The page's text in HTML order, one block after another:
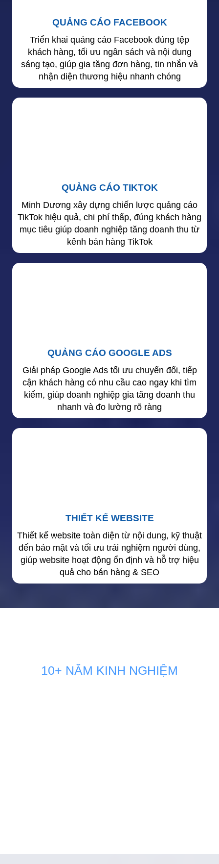
QUẢNG CÁO FACEBOOK
Triển khai quảng cáo Facebook đúng tệp
khách hàng, tối ưu ngân sách và nội dung
sáng tạo, giúp gia tăng đơn hàng, tin nhắn và
nhận diện thương hiệu nhanh chóng
QUẢNG CÁO TIKTOK
Minh Dương xây dựng chiến lược quảng cáo
TikTok hiệu quả, chi phí thấp, đúng khách hàng
mục tiêu giúp doanh nghiệp tăng doanh thu từ
kênh bán hàng TikTok
QUẢNG CÁO GOOGLE ADS
Giải pháp Google Ads tối ưu chuyển đổi, tiếp
cận khách hàng có nhu cầu cao ngay khi tìm
kiếm, giúp doanh nghiệp gia tăng doanh thu
nhanh và đo lường rõ ràng
THIẾT KẾ WEBSITE
Thiết kế website toàn diện từ nội dung, kỹ thuật
đến bảo mật và tối ưu trải nghiệm người dùng,
giúp website hoạt động ổn định và hỗ trợ hiệu
quả cho bán hàng & SEO
10+ NĂM KINH NGHIỆM